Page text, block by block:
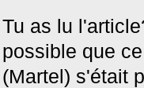
Tu as lu
possible que
(Martel) s'était